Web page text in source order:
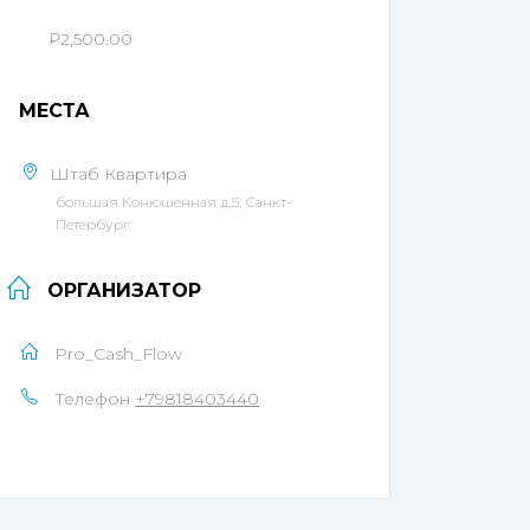
₽2,500.00
МЕСТА
Штаб Квартира
большая Конюшенная д.5, Санкт-
Петербург
ОРГАНИЗАТОР
Pro_Cash_Flow
Телефон +79818403440